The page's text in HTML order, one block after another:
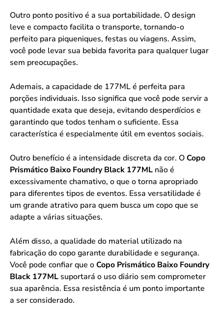
Outro ponto positivo é a sua portabilidade. O design
leve e compacto facilita o transporte, tornando-o
perfeito para piqueniques, festas ou viagens. Assim,
você pode levar sua bebida favorita para qualquer lugar
sem preocupações.
Ademais, a capacidade de 177ML é perfeita para
porções individuais. Isso significa que você pode servir a
quantidade exata que deseja, evitando desperdícios e
garantindo que todos tenham o suficiente. Essa
característica é especialmente útil em eventos sociais.
Outro benefício é a intensidade discreta da cor. OCopo
Prismático Baixo Foundry Black 177ML não é
excessivamente chamativo, o que o torna apropriado
para diferentes tipos de eventos. Essa versatilidade é
um grande atrativo para quem busca um copo que se
adapte a várias situações.
Além disso, a qualidade do material utilizado na
fabricação do copo garante durabilidade e segurança.
Você pode confiar que oCopo Prismático Baixo Foundry
Black 177ML suportará o uso diário sem comprometer
sua aparência. Essa resistência é um ponto importante
a ser considerado.